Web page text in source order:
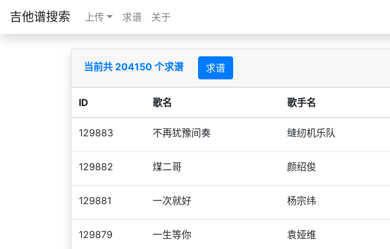
吉他谱搜索 上传 求谱 关于
当前共 204150 个求谱 求谱
ID 歌名 歌手名
129883 不再犹豫间奏 缝纫机乐队
129882 煤二哥 颜绍俊
129881 一次就好 杨宗纬
129879 一生等你 袁娅维